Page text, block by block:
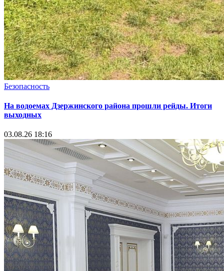
Безопасность
На водоемах Дзержинского района прошли рейды. Итоги
выходных
03.08.26 18:16